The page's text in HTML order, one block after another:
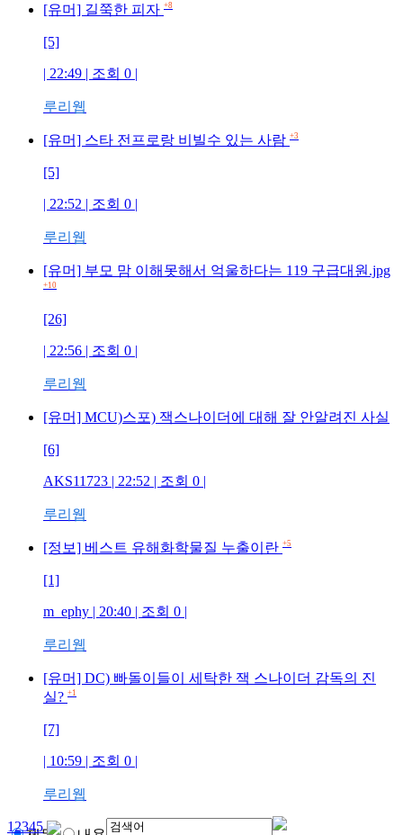
[유머] 길쭉한 피자 +8
[5]
| 22:49 | 조회 0 |
루리웹
[유머] 스타 전프로랑 비빌수 있는 사람 +3
[5]
| 22:52 | 조회 0 |
루리웹
[유머] 부모 맘 이해못해서 억울하다는 119 구급대원.jpg
+10
[26]
| 22:56 | 조회 0 |
루리웹
[유머] MCU)스포) 잭스나이더에 대해 잘 안알려진 사실
[6]
AKS11723 | 22:52 | 조회 0 |
루리웹
[정보] 베스트 유해화학물질 누출이란 +5
[1]
m_ephy | 20:40 | 조회 0 |
루리웹
[유머] DC) 빠돌이들이 세탁한 잭 스나이더 감독의 진
실? +1
[7]
| 10:59 | 조회 0 |
루리웹
12345